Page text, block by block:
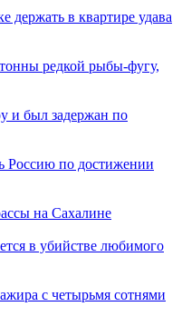
держать в квартире удава
редкой рыбы-фугу,
и был задержан по
Россию по достижении
на Сахалине
в убийстве любимого
с четырьмя сотнями